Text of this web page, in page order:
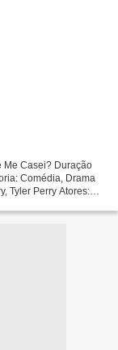
Me Casei? Duração
Comédia, Drama
Tyler Perry Atores: